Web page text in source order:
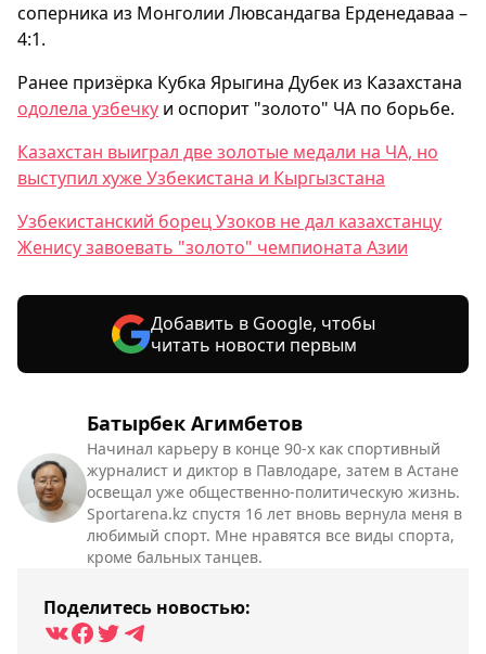
Батырбек Агимбетов
Начинал карьеру в конце 90-х как спортивный
журналист и диктор в Павлодаре, затем в Астане
освещал уже общественно-политическую жизнь.
Sportarena.kz спустя 16 лет вновь вернула меня в
любимый спорт. Мне нравятся все виды спорта,
кроме бальных танцев.
Поделитесь новостью:
соперника из Монголии Лювсандагва Ерденедаваа –
4:1.
Ранее призёрка Кубка Ярыгина Дубек из Казахстана
одолела узбечку и оспорит "золото" ЧА по борьбе.
Казахстан выиграл две золотые медали на ЧА, но
выступил хуже Узбекистана и Кыргызстана
Узбекистанский борец Узоков не дал казахстанцу
Женису завоевать "золото" чемпионата Азии
Добавить в Google, чтобы
читать новости первым